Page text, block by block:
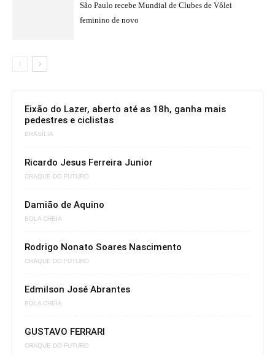
São Paulo recebe Mundial de Clubes de Vôlei
feminino de novo
Eixão do Lazer, aberto até as 18h, ganha mais
pedestres e ciclistas
BRASÍLIA
Ricardo Jesus Ferreira Junior
CRAQUE DO FUTURO
Damião de Aquino
BOLA CHEIA
Rodrigo Nonato Soares Nascimento
CRAQUE DO FUTURO
Edmilson José Abrantes
BOLA CHEIA
GUSTAVO FERRARI
CRAQUE DO FUTURO